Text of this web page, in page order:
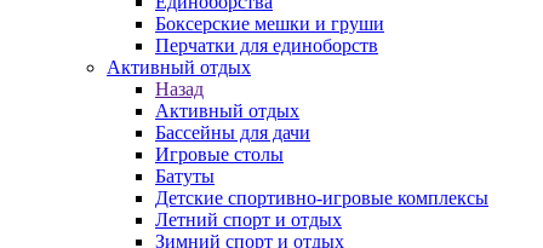
Боксерские мешки и груши
Перчатки для единоборств
Активный отдых
Назад
Активный отдых
Бассейны для дачи
Игровые столы
Батуты
Детские спортивно-игровые комплексы
Летний спорт и отдых
Зимний спорт и отдых